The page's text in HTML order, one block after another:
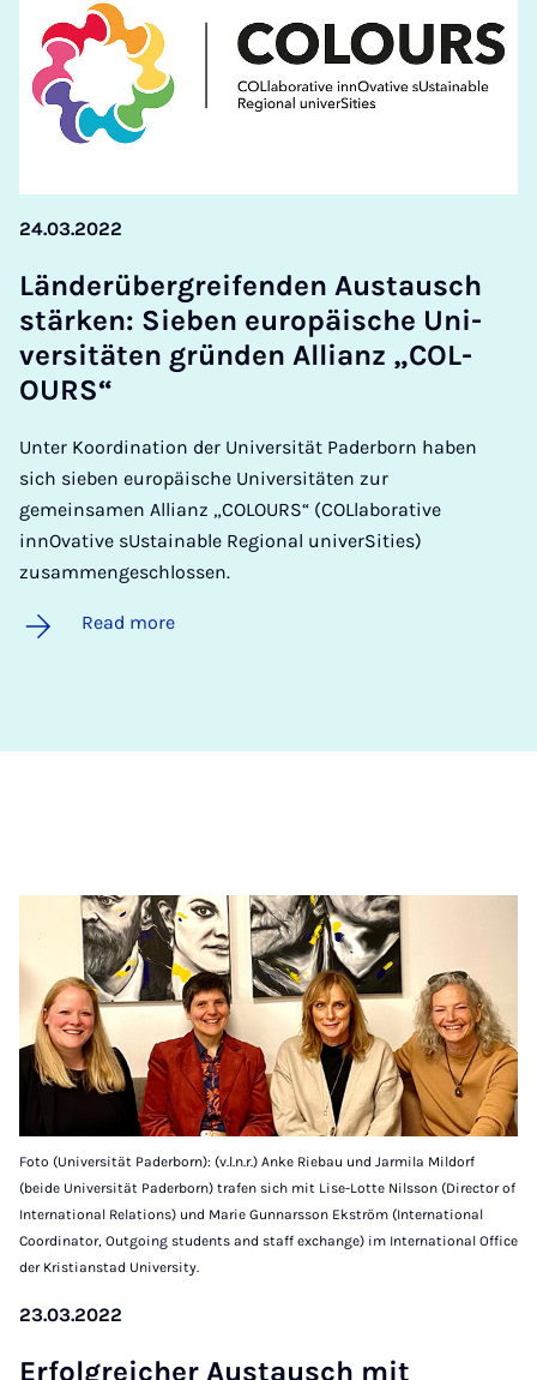
24.03.2022
Länder­über­gre­ifenden Aus­tausch
stärken: Sieben europäis­che Uni­
versitäten gründen Al­li­anz „COL­
OURS“
Unter Koordination der Universität Paderborn haben
sich sieben europäische Universitäten zur
gemeinsamen Allianz „COLOURS“ (COLlaborative
innOvative sUstainable Regional univerSities)
zusammengeschlossen.
Read more
Foto (Universität Paderborn): (v.l.n.r.) Anke Riebau und Jarmila Mildorf
(beide Universität Paderborn) trafen sich mit Lise-Lotte Nilsson (Director of
International Relations) und Marie Gunnarsson Ekström (International
Coordinator, Outgoing students and staff exchange) im International Office
der Kristianstad University.
23.03.2022
Er­fol­greich­er Aus­tausch mit